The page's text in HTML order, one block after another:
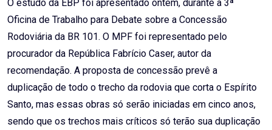
O estudo da EBP foi apresentado ontem, durante a 3ª
Oficina de Trabalho para Debate sobre a Concessão
Rodoviária da BR 101. O MPF foi representado pelo
procurador da República Fabrício Caser, autor da
recomendação. A proposta de concessão prevê a
duplicação de todo o trecho da rodovia que corta o Espírito
Santo, mas essas obras só serão iniciadas em cinco anos,
sendo que os trechos mais críticos só terão sua duplicação